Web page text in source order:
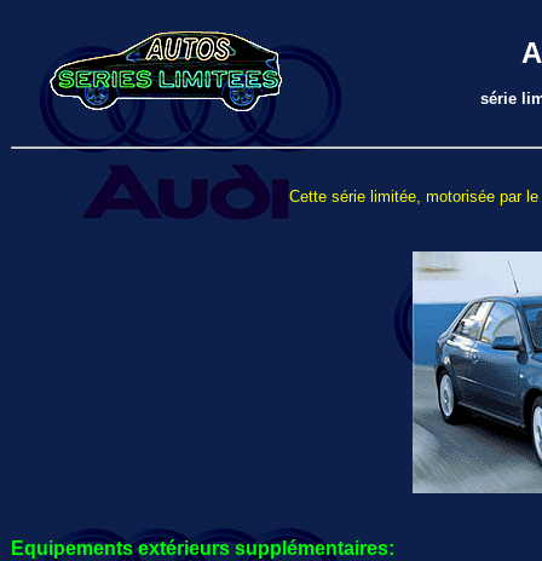
série
Cette série limitée, motorisée par
Equipements extérieurssupplémentaires: